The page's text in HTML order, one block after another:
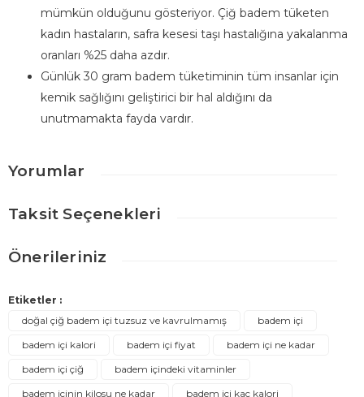
mümkün olduğunu gösteriyor. Çiğ badem tüketen
kadın hastaların, safra kesesi taşı hastalığına yakalanma
oranları %25 daha azdır.
Günlük 30 gram badem tüketiminin tüm insanlar için
kemik sağlığını geliştirici bir hal aldığını da
unutmamakta fayda vardır.
Yorumlar
Taze
Aynur Ufacık | 20/08/2019
Yorum Yaz
Taksit Seçenekleri
Önerileriniz
konularda yetersiz gördüğünüz noktaları öneri formunu kullanarak
tarafımıza iletebilirsiniz.
Görüş ve önerileriniz için teşekkür ederiz.
Etiketler :
doğal çiğ badem içi tuzsuz ve kavrulmamış
badem içi
badem içi kalori
badem içi fiyat
badem içi ne kadar
badem içi çiğ
badem içindeki vitaminler
badem içinin kilosu ne kadar
badem içi kaç kalori